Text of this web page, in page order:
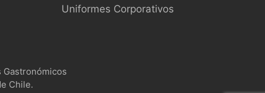
Uniformes Corporativos
Chile.